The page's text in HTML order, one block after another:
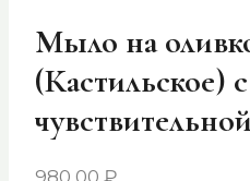
Мыло на
(Кастильское)